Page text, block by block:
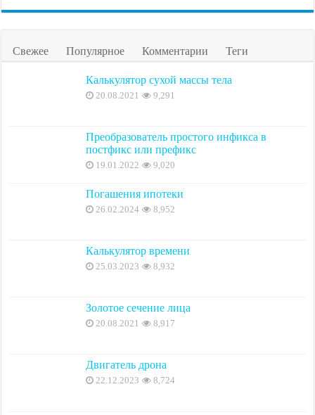
Свежее Популярное Комментарии Теги
Калькулятор сухой массы тела
20.08.2021 9,291
Преобразователь простого инфикса в
постфикс или префикс
19.01.2022 9,020
Погашения ипотеки
26.02.2024 8,952
Калькулятор времени
25.03.2023 8,932
Золотое сечение лица
20.08.2021 8,917
Двигатель дрона
22.12.2023 8,724